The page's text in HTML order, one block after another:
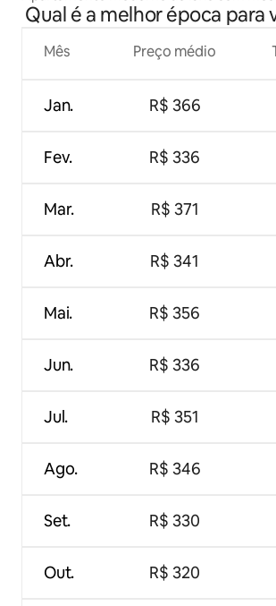
quarto
Qual é a melhor época para
Mês
Jan.
Fev.
Mar.
Abr.
Mai.
Jun.
Jul.
Ago.
Set.
Out.
Preço médio
R$ 366
R$ 336
R$ 371
R$ 341
R$ 356
R$ 336
R$ 351
R$ 346
R$ 330
R$ 320